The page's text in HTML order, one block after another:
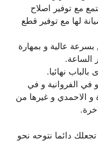
مع توفير اصلاح
لها مع توفير قطع
عالية و بمهارة
الساعة.
نهائيا.
في الفروانية و في
و الاحمدي و غيرها من
دائما نتوحه نحو